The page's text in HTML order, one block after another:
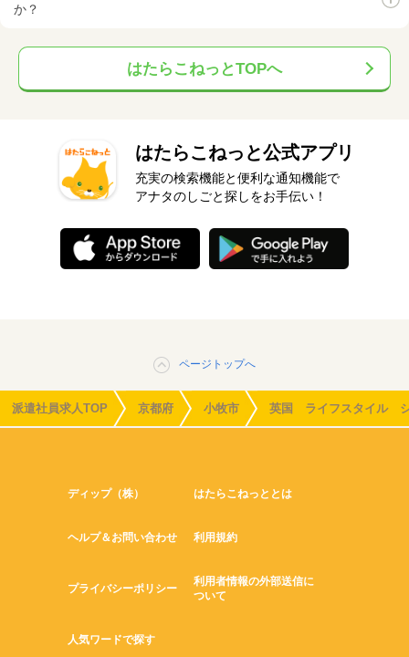
か？
はたらこねっとTOPへ
はたらこねっと公式アプリ
充実の検索機能と便利な通知機能で
アナタのしごと探しをお手伝い！
ページトップへ
派遣社員求人TOP 京都府 小牧市 英国 ライフスタイル
ディップ（株） はたらこねっととは
ヘルプ＆お問い合わせ 利用規約
プライバシーポリシー
利用者情報の外部送信に
ついて
人気ワードで探す